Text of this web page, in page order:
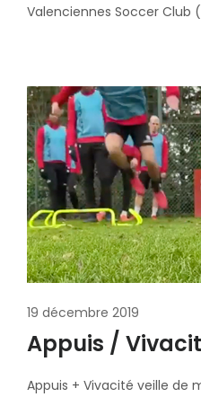
Valenciennes Soccer Club
19 décembre 2019
Appuis /
Appuis + Vivacité veille de